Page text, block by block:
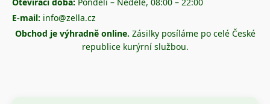
E-mail: info@zella.cz
Obchod je výhradně online. Zásilky posíláme po celé České
republice kurýrní službou.